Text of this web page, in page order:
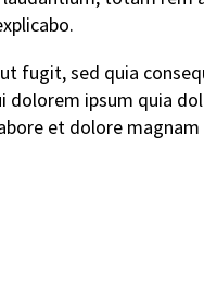
fugit, sed quia
ipsum quia
et dolore